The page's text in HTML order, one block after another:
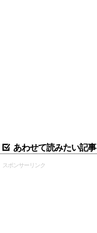
あわせて読みたい記事
スポンサーリンク